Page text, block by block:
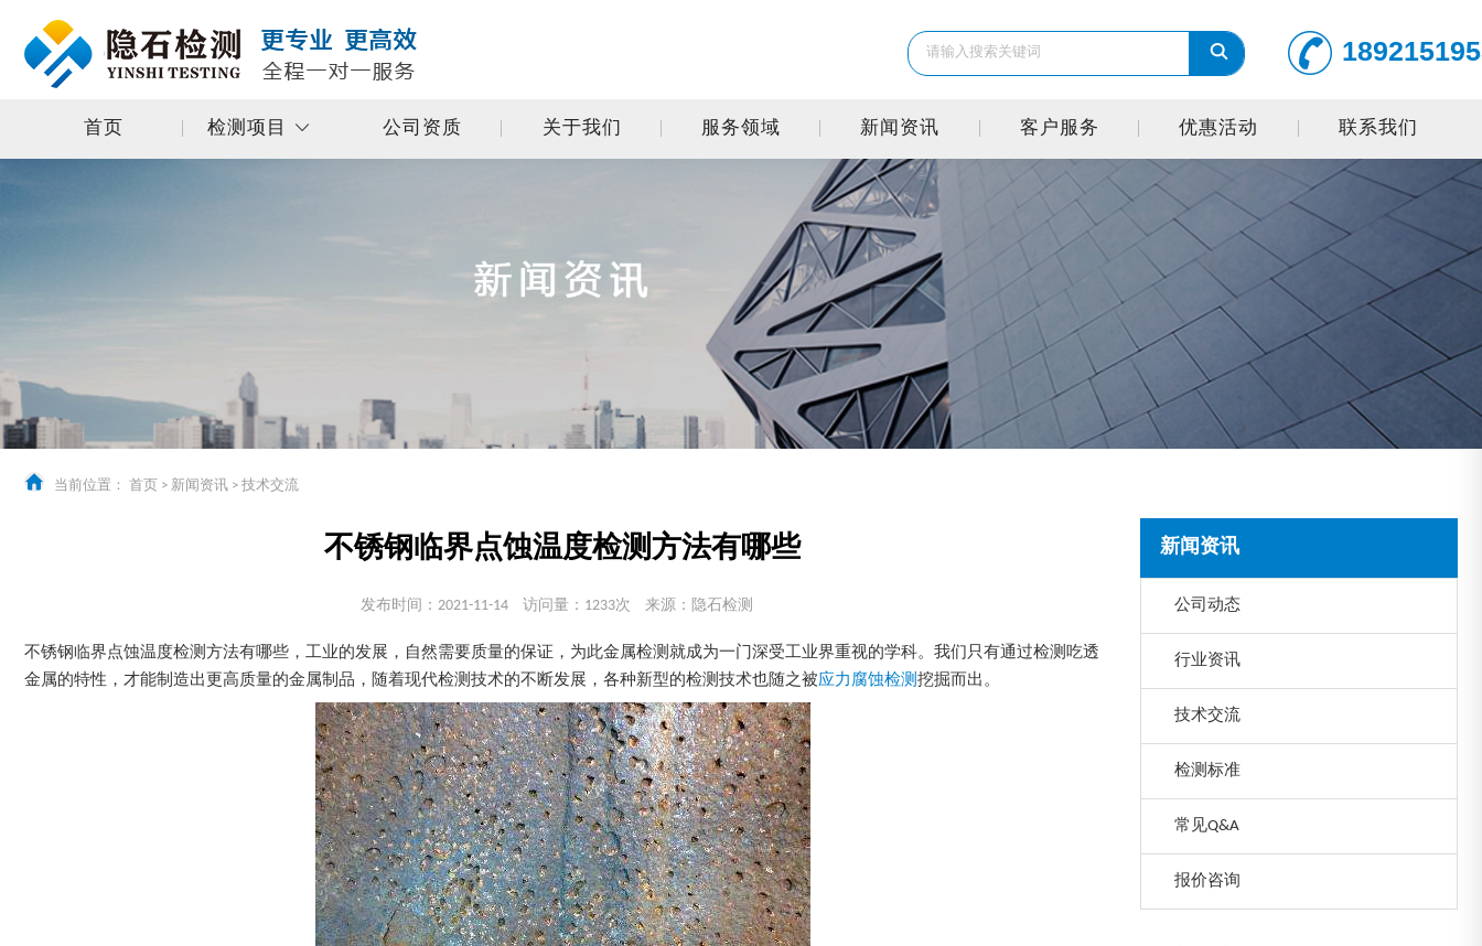
首页 检测项目 公司资质 关于我们 服务领域 新闻资讯 客户服务 优惠活动 联系我们
当前位置： 首页 > 新闻资讯 > 技术交流
新闻资讯
公司动态
行业资讯
技术交流
检测标准
常见Q&A
报价咨询
不锈钢临界点蚀温度检测方法有哪些
发布时间：2021-11-14 访问量：1233次 来源：隐石检测
不锈钢临界点蚀温度检测方法有哪些，工业的发展，自然需要质量的保证，为此金属检测就成为一门深受工业界重视的学科。我们只有通过检测吃透
金属的特性，才能制造出更高质量的金属制品，随着现代检测技术的不断发展，各种新型的检测技术也随之被应力腐蚀检测 挖掘而出。